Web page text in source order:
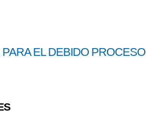
EL DEBIDO PROCESO